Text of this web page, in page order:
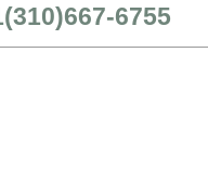
6755